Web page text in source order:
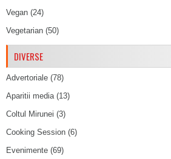
Vegan (24)
Vegetarian (50)
DIVERSE
Advertoriale (78)
Aparitii media(13)
Coltul Mirunei (3)
Cooking Session (6)
Evenimente (69)